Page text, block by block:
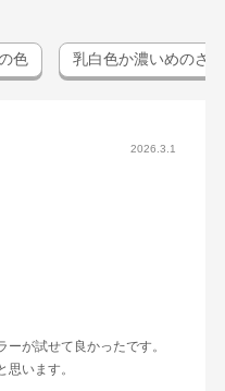
色 乳白色か濃いめのさ
2026.3.1
が試せて良かったです。
います。